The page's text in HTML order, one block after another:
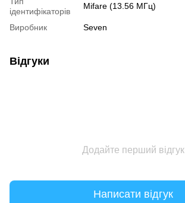
ідентифікаторів
Mifare (13.56 МГц)
Виробник Seven
Відгуки
Додайте перший відгук
Написати відгук